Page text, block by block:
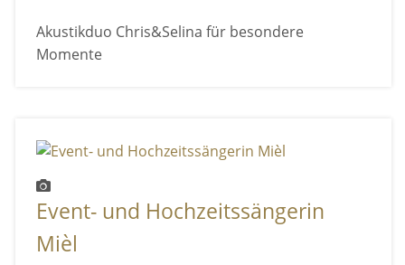
Akustikduo Chris&Selina für besondere
Momente
Event- und Hochzeitssängerin
Mièl